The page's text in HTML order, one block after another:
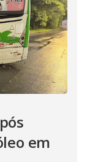
em